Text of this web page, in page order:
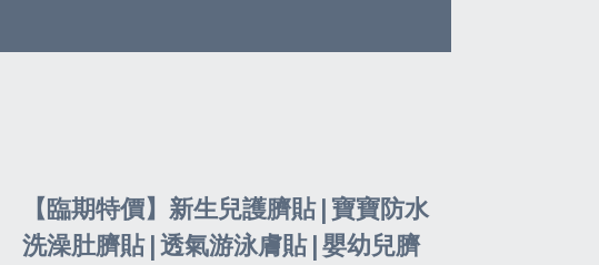
【臨期特價】新生兒護臍貼 | 寶寶防水
洗澡肚臍貼 | 透氣游泳膚貼 | 嬰幼兒臍